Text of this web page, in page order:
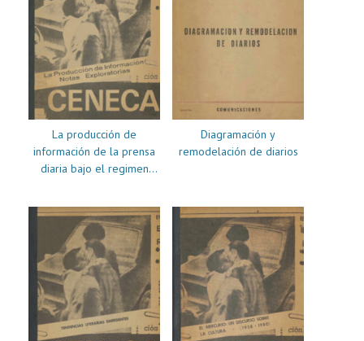
La producción de
información de la prensa
diaria bajo el regimen
Diagramación y
remodelación de diarios